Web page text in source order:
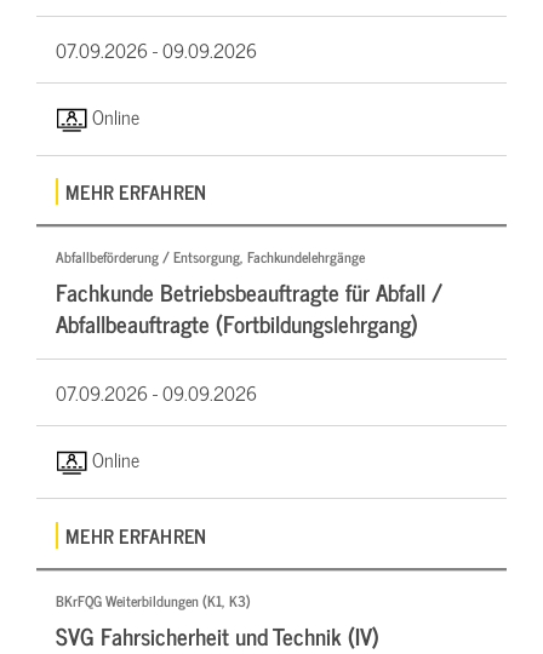
07.09.2026 -09.09.2026
Online
MEHR ERFAHREN
Abfallbeförderung / Entsorgung, Fachkundelehrgänge
Fachkunde Betriebsbeauftragte für Abfall /
Abfallbeauftragte (Fortbildungslehrgang)
07.09.2026 -09.09.2026
Online
MEHR ERFAHREN
BKrFQG Weiterbildungen (K1, K3)
SVG Fahrsicherheit und Technik (IV)